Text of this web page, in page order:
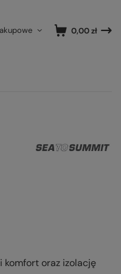
0,00 zł
komfort oraz izolację